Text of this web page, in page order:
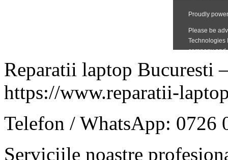
Reparatii laptop Bucuresti
https://www.reparatii-
Telefon / WhatsApp: 0726
Serviciile noastre